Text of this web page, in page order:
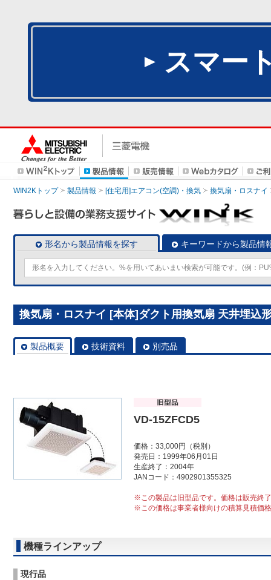
スマー
WIN2Kトップ 製品情報 [住宅用]エアコン(空調)・換気 換気扇・ロスナイ
形名から製品情報を探す キーワードから製品情
換気扇・ロスナイ [本体]ダクト用換気扇 天井埋込
製品概要 技術資料 別売品
VD-15ZFCD5
価格：33,000円（税別）
発売日：1999年06月01日
生産終了：2004年
JANコード：4902901355325
※この製品は旧型品です。価格は販売終
※この価格は事業者様向けの積算見積価
機種ラインアップ
現行品